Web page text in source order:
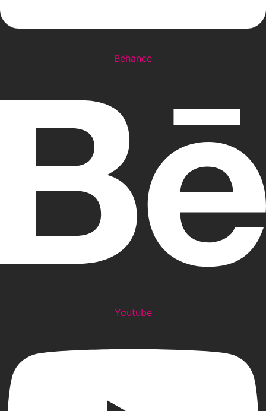
Behance
Youtube